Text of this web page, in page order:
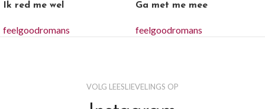
Ik red me wel
feelgoodromans
Ga met me mee
feelgoodromans
VOLG LEESLIEVELINGS OP